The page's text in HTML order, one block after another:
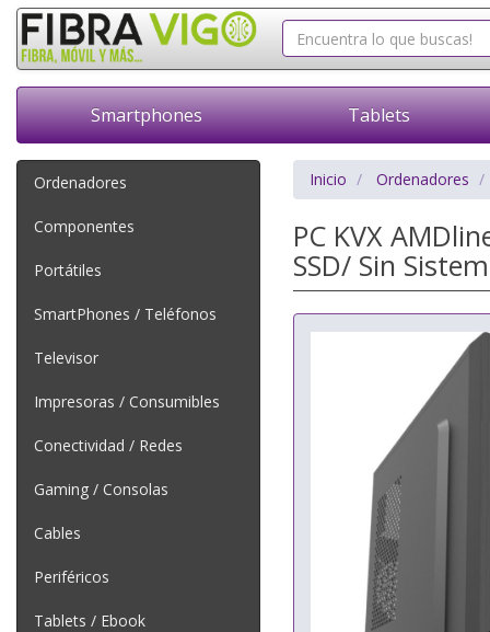
Smartphones Tablets
Ordenadores
Componentes
Portátiles
SmartPhones / Teléfonos
Televisor
Impresoras / Consumibles
Conectividad / Redes
Gaming / Consolas
Cables
Periféricos
Tablets / Ebook
Inicio Ordenadores
PC KVX
SSD/ Sin